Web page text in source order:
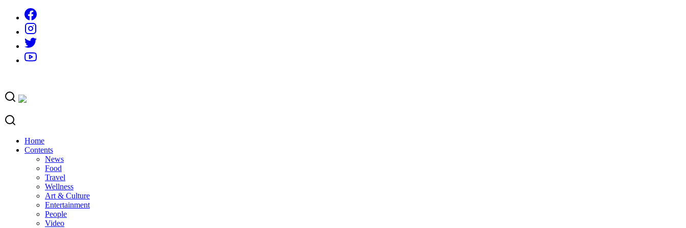
content
Home
Contents
News
Food
Travel
Wellness
Art & Culture
Entertainment
People
Video